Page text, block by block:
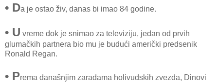
• Da je ostao živ, danas bi imao 84 godine.
• U vreme dok je snimao za televiziju, jedan od prvih
glumačkih partnera bio mu je budući američki predsenik
Ronald Regan.
• Prema današnjim zaradama holivudskih zvezda, Dinovi